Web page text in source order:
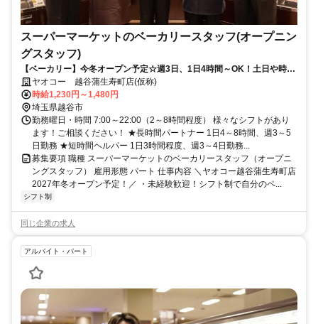
スーパーマーケットのベーカリースタッフ(オープニン
グスタッフ)
【ベーカリー】今冬オープン予定☆週3日、1日4時間～OK！土日や時間
帯で最大時給1,480円！
ヤオコー 越谷蒲生寿町店(仮称)
時給1,230円～1,480円
埼玉県越谷市
勤務曜日・時間 7:00～22:00（2～8時間程度） 様々なシフトがあり
ます！ご相談ください！ ★長時間パートナー 1日4～8時間、週3～5
日勤務 ★短時間ヘルパー 1日3時間程度、週3～4日勤務...
募集要項 職種 スーパーマーケットのベーカリースタッフ（オープニ
ングスタッフ） 雇用形態 パート 仕事内容 ＼ヤオコー越谷蒲生寿町店
2027年冬オープン予定！／ ・未経験歓迎！シフト制で自分のペ...
シフト制
同じ企業の求人
アルバイト・パート